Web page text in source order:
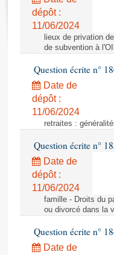
Rapports d'enquête
Rapports législatifs
Baromètre de
Dossiers législatifs
Budget et sécurité
Questions écrites et
Comptes rendus des
dépôt :
11/06/2024
lieux de privation
de subvention à
Question écrite n°
Date de
dépôt :
11/06/2024
retraites :
Question écrite n°
Date de
dépôt :
11/06/2024
famille - Droits du
ou divorcé dans la
Question écrite n°
Date de